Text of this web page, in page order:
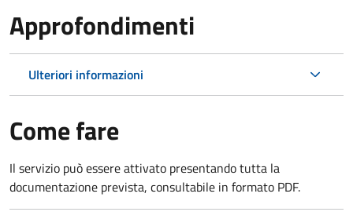
Approfondimenti
Ulteriori informazioni
Come fare
Il servizio può essere attivato presentando tutta la
documentazione prevista, consultabile in formato PDF.